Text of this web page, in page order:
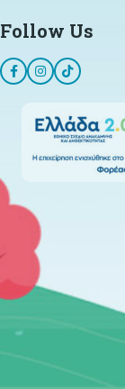
Follow Us